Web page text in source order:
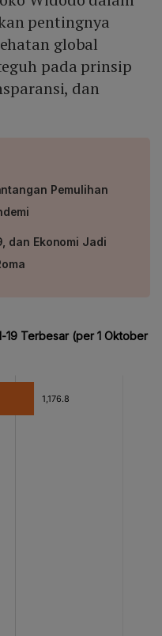
pentingnya
global
pada prinsip
dan
Pemulihan
dan Ekonomi Jadi